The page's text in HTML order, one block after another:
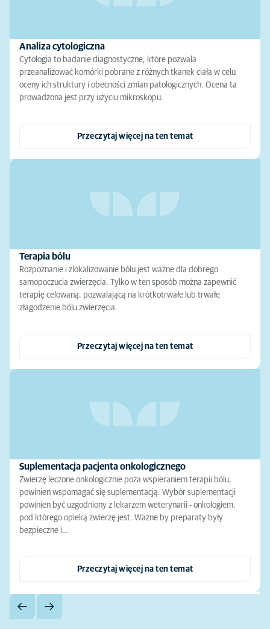
Analiza cytologiczna
Cytologia to badanie diagnostyczne, które pozwala
przeanalizować komórki pobrane z różnych tkanek ciała w celu
oceny ich struktury i obecności zmian patologicznych. Ocena ta
prowadzona jest przy użyciu mikroskopu.
Przeczytaj więcej na ten temat
Terapia bólu
Rozpoznanie i zlokalizowanie bólu jest ważne dla dobrego
samopoczucia zwierzęcia. Tylko w ten sposób można zapewnić
terapię celowaną, pozwalającą na krótkotrwałe lub trwałe
złagodzenie bólu zwierzęcia.
Przeczytaj więcej na ten temat
Suplementacja pacjenta onkologicznego
Zwierzę leczone onkologicznie poza wspieraniem terapii bólu,
powinien wspomagać się suplementacją. Wybór suplementacji
powinien być uzgodniony z lekarzem weterynarii - onkologiem,
pod którego opieką zwierzę jest. Ważne by preparaty były
bezpieczne i…
Przeczytaj więcej na ten temat